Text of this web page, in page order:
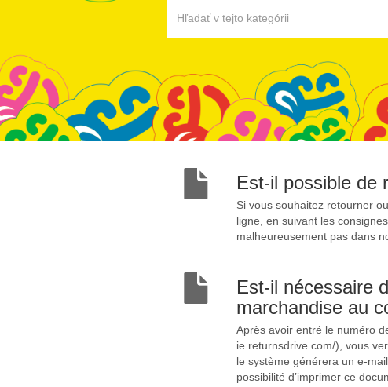
Est-il possible de
Si vous souhaitez retourner
ligne, en suivant les
malheureusement pas dans
Est-il nécessaire
marchandise au
Après avoir entré le numéro
ie.returnsdrive.com/), vous
le système générera un e-
possibilité d’imprimer ce